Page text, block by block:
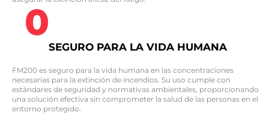
0
SEGURO PARA LA VIDA HUMANA
FM200 es seguro para la vida humana en las concentraciones
necesarias para la extinción de incendios. Su uso cumple con
estándares de seguridad y normativas ambientales, proporcionando
una solución efectiva sin comprometer la salud de las personas en el
entorno protegido.